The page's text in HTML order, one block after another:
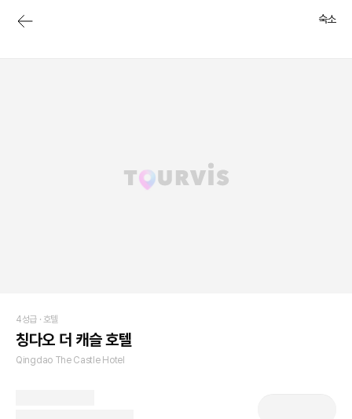
숙소
4성급 · 호텔
칭다오 더 캐슬 호텔
Qingdao The Castle Hotel